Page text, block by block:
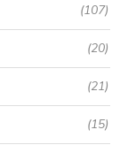
(107)
(20)
(21)
(15)